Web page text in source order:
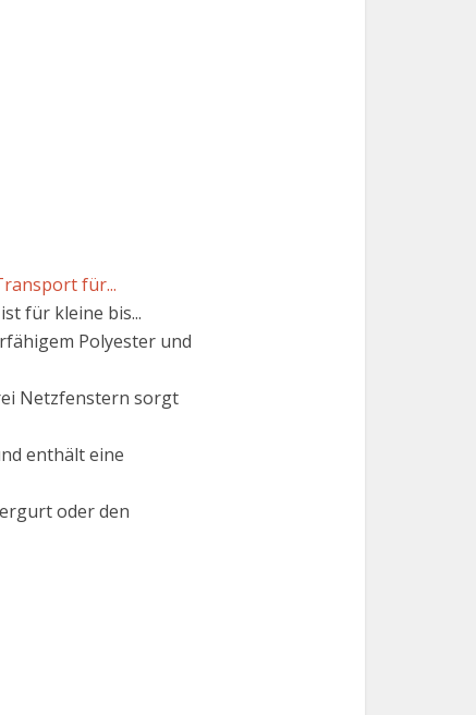
für...
für kleine bis...
Polyester und
Netzfenstern sorgt
enthält eine
oder den